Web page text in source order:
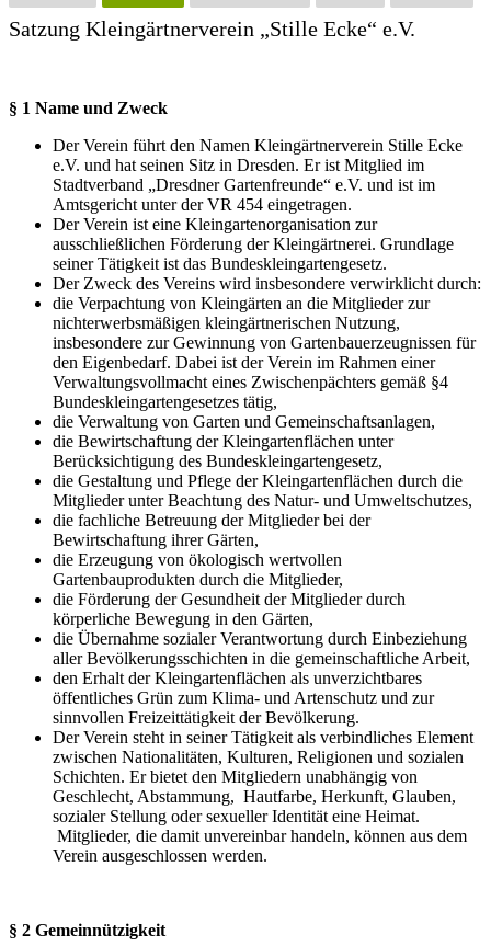
Satzung Kleingärtnerverein „Stille Ecke“ e.V.
§ 1 Name und Zweck
Der Verein führt den Namen Kleingärtnerverein Stille Ecke
e.V. und hat seinen Sitz in Dresden. Er ist Mitglied im
Stadtverband „Dresdner Gartenfreunde“ e.V. und ist im
Amtsgericht unter der VR 454 eingetragen.
Der Verein ist eine Kleingartenorganisation zur
ausschließlichen Förderung der Kleingärtnerei. Grundlage
seiner Tätigkeit ist das Bundeskleingartengesetz.
Der Zweck des Vereins wird insbesondere verwirklicht durch:
die Verpachtung von Kleingärten an die Mitglieder zur
nichterwerbsmäßigen kleingärtnerischen Nutzung,
insbesondere zur Gewinnung von Gartenbauerzeugnissen für
den Eigenbedarf. Dabei ist der Verein im Rahmen einer
Verwaltungsvollmacht eines Zwischenpächters gemäß §4
Bundeskleingartengesetzes tätig,
die Verwaltung von Garten und Gemeinschaftsanlagen,
die Bewirtschaftung der Kleingartenflächen unter
Berücksichtigung des Bundeskleingartengesetz,
die Gestaltung und Pflege der Kleingartenflächen durch die
Mitglieder unter Beachtung des Natur- und Umweltschutzes,
die fachliche Betreuung der Mitglieder bei der
Bewirtschaftung ihrer Gärten,
die Erzeugung von ökologisch wertvollen
Gartenbauprodukten durch die Mitglieder,
die Förderung der Gesundheit der Mitglieder durch
körperliche Bewegung in den Gärten,
die Übernahme sozialer Verantwortung durch Einbeziehung
aller Bevölkerungsschichten in die gemeinschaftliche Arbeit,
den Erhalt der Kleingartenflächen als unverzichtbares
öffentliches Grün zum Klima- und Artenschutz und zur
sinnvollen Freizeittätigkeit der Bevölkerung.
Der Verein steht in seiner Tätigkeit als verbindliches Element
zwischen Nationalitäten, Kulturen, Religionen und sozialen
Schichten. Er bietet den Mitgliedern unabhängig von
Geschlecht, Abstammung, Hautfarbe, Herkunft, Glauben,
sozialer Stellung oder sexueller Identität eine Heimat.
Mitglieder, die damit unvereinbar handeln, können aus dem
Verein ausgeschlossen werden.
§ 2 Gemeinnützigkeit